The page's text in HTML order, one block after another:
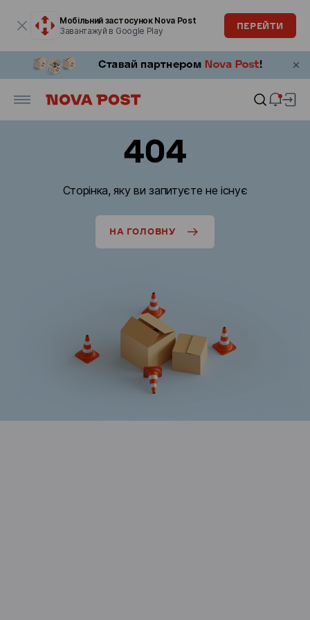
Мобільний застосунок Nova Post
Завантажуй в Google Play
ПЕРЕЙТИ
404
Сторінка, яку ви запитуєте не існує
НА ГОЛОВНУ